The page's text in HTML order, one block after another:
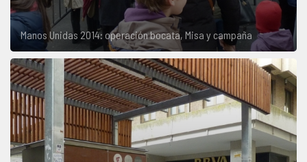
Manos Unidas 2014: operación bocata, Misa y campaña